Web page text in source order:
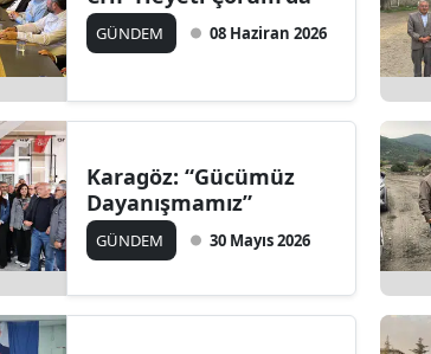
GÜNDEM 08 Haziran 2026
Karagöz: “Gücümüz
Dayanışmamız”
GÜNDEM 30 Mayıs 2026